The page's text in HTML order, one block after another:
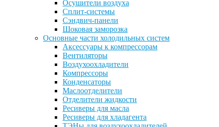
Осушители воздуха
Сплит-системы
Сэндвич-панели
Шоковая заморозка
Основные части холодильных систем
Аксессуары к компрессорам
Вентиляторы
Воздухоохладители
Компрессоры
Конденсаторы
Маслоотделители
Отделители жидкости
Ресиверы для масла
Ресиверы для хладагента